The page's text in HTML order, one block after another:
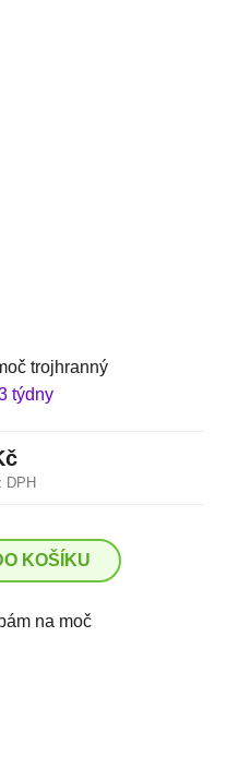
trojhranný
týdny
DPH
KOŠÍKU
na moč